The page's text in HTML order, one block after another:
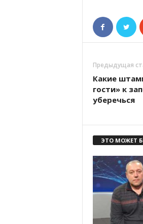
Предыдущая
Какие
гости» к
уберечься
ЭТО МОЖЕТ